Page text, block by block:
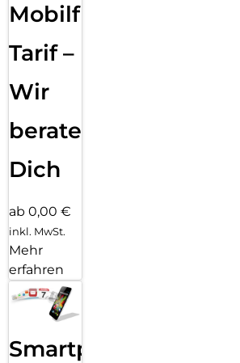
Mobilfunk
Tarif –
Wir
beraten
Dich
ab 0,00 €
inkl. MwSt.
Mehr
erfahren
Smartphone